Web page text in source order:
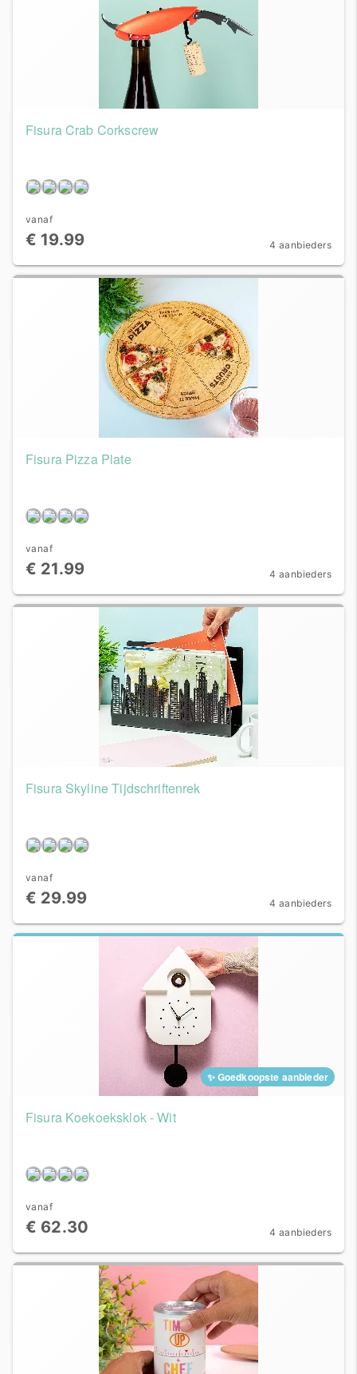
Fisura Crab Corkscrew
vanaf
€ 19.99 4 aanbieders
Fisura Pizza Plate
vanaf
€ 21.99 4 aanbieders
Fisura Skyline Tijdschriftenrek
vanaf
€ 29.99 4 aanbieders
✨ Goedkoopste aanbieder
Fisura Koekoeksklok - Wit
vanaf
€ 62.30 4 aanbieders